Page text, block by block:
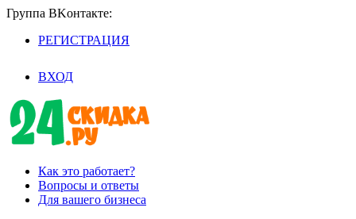
Группа BKoнтaктe:
РЕГИСТРАЦИЯ
ВХОД
Как это работает?
Вопросы и ответы
Для вашего бизнеса